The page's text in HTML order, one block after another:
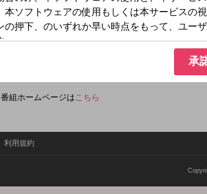
番組名
羽田美智子のいってらっしゃい
晴れの日や雨の日、気分が明るい時、ちょっと暗い
あなたの朝がいつもイイ朝でありますように… メール
番組ホームページはこちら
利用規約
承